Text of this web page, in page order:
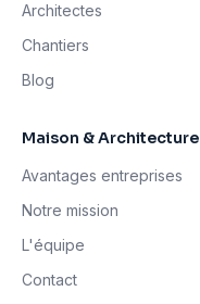
Architectes
Chantiers
Blog
Maison & Architecture
Avantages entreprises
Notre mission
L'équipe
Contact